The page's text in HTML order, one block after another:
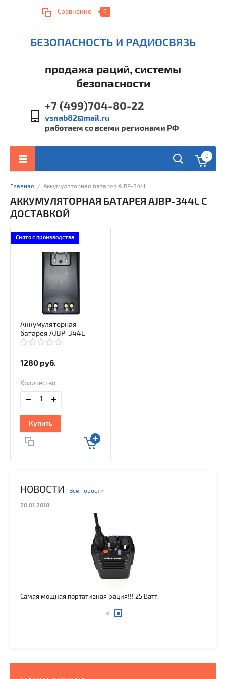
Сравнение 0
БЕЗОПАСНОСТЬ И РАДИОСВЯЗЬ
продажа раций, системы
безопасности
+7 (499)704-80-22
vsnab82@mail.ru
работаем со всеми регионами РФ
0
НОВОСТИ
Все новости
20.01.2018
Самая мощная портативная рация!!! 25 Ватт.
Главная
  /  Аккумуляторная батарея AJBP-344L
АККУМУЛЯТОРНАЯ БАТАРЕЯ AJBP-344L С
ДОСТАВКОЙ
Снято с производства
Аккумуляторная
батарея AJBP-344L
1280 руб.
Количество:
Купить